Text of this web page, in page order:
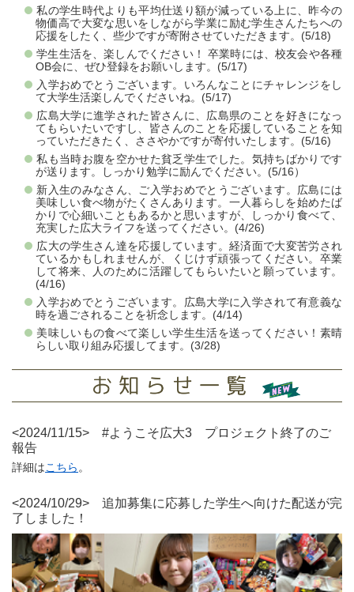
私の学生時代よりも平均仕送り額が減っている上に、昨今の
物価高で大変な思いをしながら学業に励む学生さんたちへの
応援をしたく、些少ですが寄附させていただきます。(5/18)
学生生活を、楽しんでください！ 卒業時には、校友会や各種
OB会に、ぜひ登録をお願いします。(5/17)
入学おめでとうございます。いろんなことにチャレンジをし
て大学生活楽しんでくださいね。(5/17)
広島大学に進学された皆さんに、広島県のことを好きになっ
てもらいたいですし、皆さんのことを応援していることを知
っていただきたく、ささやかですが寄付いたします。(5/16)
私も当時お腹を空かせた貧乏学生でした。気持ちばかりです
が送ります。しっかり勉学に励んでください。(5/16）
新入生のみなさん、ご入学おめでとうございます。広島には
美味しい食べ物がたくさんあります。一人暮らしを始めたば
かりで心細いこともあるかと思いますが、しっかり食べて、
充実した広大ライフを送ってください。(4/26)
広大の学生さん達を応援しています。経済面で大変苦労され
ているかもしれませんが、くじけず頑張ってください。卒業
して将来、人のために活躍してもらいたいと願っています。
(4/16)
入学おめでとうございます。広島大学に入学されて有意義な
時を過ごされることを祈念します。(4/14)
美味しいもの食べて楽しい学生生活を送ってください！素晴
らしい取り組み応援してます。(3/28)
<2024/11/15> #ようこそ広大3 プロジェクト終了のご
報告
詳細はこちら 。
<2024/10/29> 追加募集に応募した学生へ向けた配送が完
了しました！